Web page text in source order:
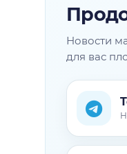
Новости
для вас